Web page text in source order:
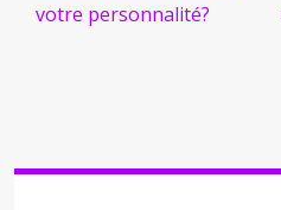
votre personnalité?